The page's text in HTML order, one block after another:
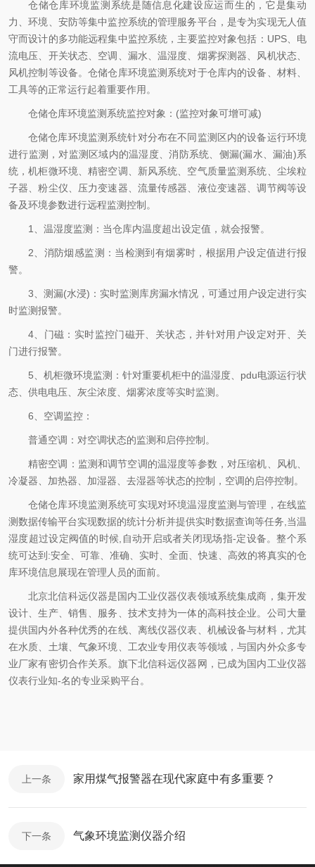
仓储仓库环境监测系统是随信息化建设应运而生的，它是集动
力、环境、安防等集中监控系统的管理服务平台，是专为实现无人值
守而设计的多功能远程集中监控系统，主要监控对象包括：UPS、电
流电压、开关状态、空调、漏水、温湿度、烟雾探测器、风机状态、
风机控制等设备。仓储仓库环境监测系统对于仓库内的设备、材料、
工具等的正常运行起着重要作用。
仓储仓库环境监测系统监控对象：(监控对象可增可减)
仓储仓库环境监测系统针对分布在不同监测区内的设备运行环境
进行监测，对监测区域内的温湿度、消防系统、侧漏(漏水、漏油)系
统，机柜微环境、精密空调、新风系统、空气质量监测系统、尘埃粒
子器、粉尘仪、压力变速器、流量传感器、液位变速器、调节阀等设
备及环境参数进行远程监测控制。
1、温湿度监测：当仓库内温度超出设定值，就会报警。
2、消防烟感监测：当检测到有烟雾时，根据用户设定值进行报
警。
3、测漏(水浸)：实时监测库房漏水情况，可通过用户设定进行实
时监测报警。
4、门磁：实时监控门磁开、关状态，并针对用户设定对开、关
门进行报警。
5、机柜微环境监测：针对重要机柜中的温湿度、pdu电源运行状
态、供电电压、灰尘浓度、烟雾浓度等实时监测。
6、空调监控：
普通空调：对空调状态的监测和启停控制。
精密空调：监测和调节空调的温湿度等参数，对压缩机、风机、
冷凝器、加热器、加湿器、去湿器等状态的控制，空调的启停控制。
仓储仓库环境监测系统可实现对环境温湿度监测与管理，在线监
测数据传输平台实现数据的统计分析并提供实时数据查询等任务,当温
湿度超过设定阀值的时候,自动开启或者关闭现场指-定设备。整个系
统可达到:安全、可靠、准确、实时、全面、快速、高效的将真实的仓
库环境信息展现在管理人员的面前。
北京北信科远仪器是国内工业仪器仪表领域系统集成商，集开发
设计、生产、销售、服务、技术支持为一体的高科技企业。公司大量
提供国内外各种优秀的在线、离线仪器仪表、机械设备与材料，尤其
在水质、土壤、气象环境、工农业专用仪表等领域，与国内外众多专
业厂家有密切合作关系。旗下北信科远仪器网，已成为国内工业仪器
仪表行业知-名的专业采购平台。
上一条 家用煤气报警器在现代家庭中有多重要？
下一条 气象环境监测仪器介绍